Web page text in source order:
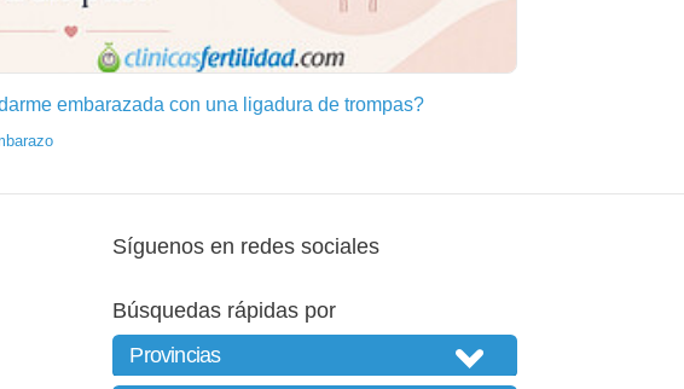
embarazada con una ligadura de trompas?
Síguenos en redes sociales
Búsquedas rápidas por